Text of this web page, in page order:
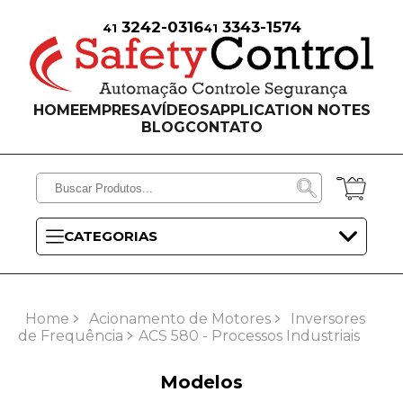
41 3242-031641 3343-1574
HOMEEMPRESAVÍDEOSAPPLICATION NOTES
BLOGCONTATO
CATEGORIAS
Home Acionamento de Motores
Inversores
de Frequência
ACS 580 - Processos Industriais
Modelos